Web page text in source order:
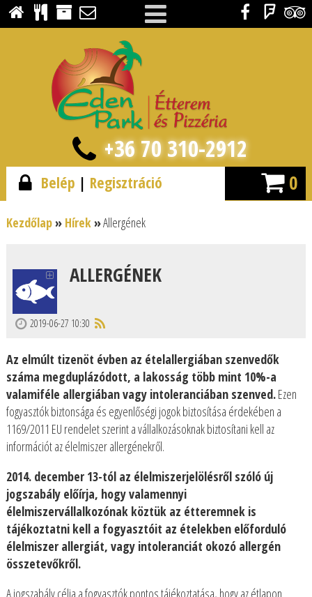
+36 70 310-2912
0
Belép | Regisztráció
Kezdőlap» Hírek »Allergének
ALLERGÉNEK
2019-06-27 10:30
Az elmúlt tizenöt évben az ételallergiában szenvedők
száma megduplázódott, a lakosság több mint 10%-a
valamiféle allergiában vagy intoleranciában szenved.Ezen
fogyasztók biztonsága és egyenlőségi jogok biztosítása érdekében a
1169/2011 EU rendelet szerint a vállalkozásoknak biztosítani kell az
információt az élelmiszer allergénekről.
2014. december 13-tól az élelmiszerjelölésről szóló új
jogszabály előírja, hogy valamennyi
élelmiszervállalkozónak köztük az étteremnek is
tájékoztatni kell a fogyasztóit az ételekben előforduló
élelmiszer allergiát, vagy intoleranciát okozó allergén
összetevőkről.
A jogszabály célja a fogyasztók pontos tájékoztatása, hogy az étlapon